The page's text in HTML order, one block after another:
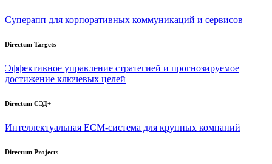
Суперапп для корпоративных коммуникаций и сервисов
Directum Targets
Эффективное управление стратегией и прогнозируемое
достижение ключевых целей
Directum СЭД+
Интеллектуальная ECM-система для крупных компаний
Directum Projects